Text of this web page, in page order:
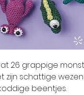
26 grappige
zijn schattige
beentjes.